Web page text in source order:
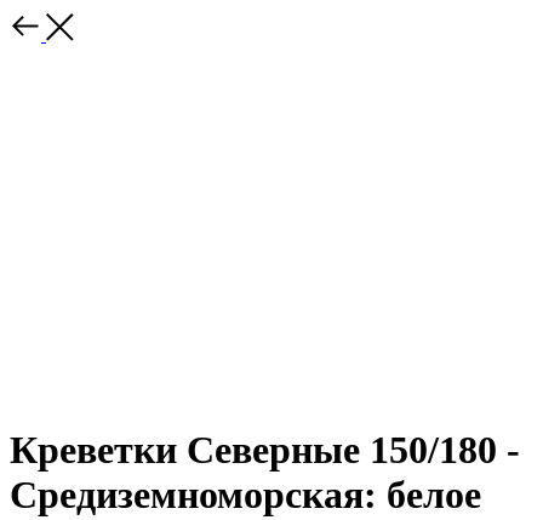
Креветки Северные 150/180 -
Средиземноморская: белое